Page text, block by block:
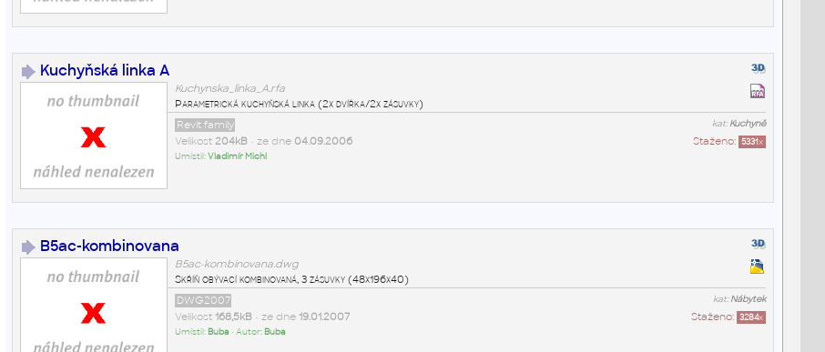
Kuchyňská linka A
Kuchynska_linka_A.rfa
Parametrická kuchyňská linka (2x dvířka/2x zásuvky)
kat:Kuchyně
Revit family
Staženo: 5331x
Velikost 204kB• ze dne 04.09.2006
Umístil:Vladimír Michl
B5ac-kombinovana
B5ac-kombinovana.dwg
Skříň obývací kombinovaná, 3 zásuvky (48x196x40)
kat:Nábytek
DWG2007
Staženo: 3284x
Velikost 168,5kB• ze dne 19.01.2007
Umístil: Buba • Autor: Buba